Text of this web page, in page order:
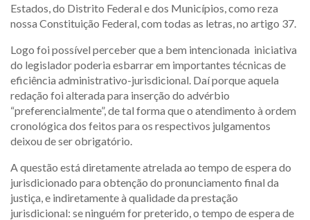
Estados, do Distrito Federal e dos Municípios, como reza
nossa Constituição Federal, com todas as letras, no artigo 37.
Logo foi possível perceber que a bem intencionada iniciativa
do legislador poderia esbarrar em importantes técnicas de
eficiência administrativo-jurisdicional. Daí porque aquela
redação foi alterada para inserção do advérbio
“preferencialmente”, de tal forma que o atendimento à ordem
cronológica dos feitos para os respectivos julgamentos
deixou de ser obrigatório.
A questão está diretamente atrelada ao tempo de espera do
jurisdicionado para obtenção do pronunciamento final da
justiça, e indiretamente à qualidade da prestação
jurisdicional: se ninguém for preterido, o tempo de espera de